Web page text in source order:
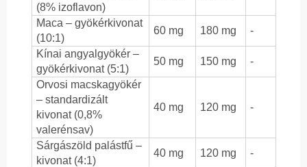
(8% izoflavon)
Maca – gyökérkivonat
(10:1)
60 mg 180 mg
-
Kínai angyalgyökér –
gyökérkivonat (5:1)
50 mg 150 mg
-
Orvosi macskagyökér
– standardizált
kivonat (0,8%
valerénsav)
40 mg 120 mg -
Sárgászöld palástfű –
kivonat (4:1)
40 mg 120 mg
-